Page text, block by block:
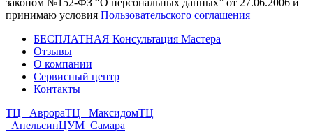
принимаю условия Пользовательского соглашения
БЕСПЛАТНАЯ Консультация Мастера
Отзывы
О компании
Сервисный центр
Контакты
ТЦ АврораТЦ МаксидомТЦ
АпельсинЦУМ Самара